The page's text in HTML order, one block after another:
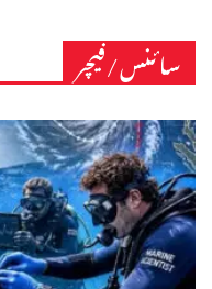
سائنس/فیچر